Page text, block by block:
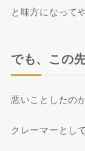
と味方になって
でも、この
悪いことしたの
クレーマーとし